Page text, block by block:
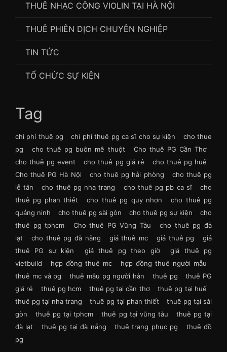
THUÊ NHẠC CÔNG VIOLIN TẠI HÀ NỘI
THUÊ PHIÊN DỊCH CHUYÊN NGHIỆP
TIN TỨC
TỔ CHỨC SỰ KIỆN
Tag
chi phí thuê pg chi phí thuê pg ca sĩ cho sự kiện
cho thue
pg
cho thuê pg buôn mê thuột
Cho thuê PG Cần Thơ
cho thuê pg event
cho thuê pg giá rẻ
cho thuê pg huế
Cho thuê PG Hà Nội
cho thuê pg hải phòng
cho thuê pg
lễ tân
cho thuê pg nha trang cho thuê pg pb ca sĩ
cho
thuê pg phan thiết
cho thuê pg quy nhơn
cho thuê pg
quảng ninh
cho thuê pg sài gòn cho thuê pg sự kiện
cho
thuê pg tphcm
Cho thuê PG Vũng Tàu
cho thuê pg đà
lạt
cho thuê pg đà nẵng giá thuê mc giá thuê pg
giá
thuê PG sự kiện
giá thuê pg theo giờ
giá thuê pg
vietbuild
hợp đồng thuê mc
hợp đồng thuê người mẫu
thuê mc và pg
thuê mẫu pg người hàn thuê pg
thuê PG
giá rẻ
thuê pg hcm thuê pg tại cần thơ
thuê pg tại huế
thuê pg tại nha trang
thuê pg tại phan thiết
thuê pg tại sài
gòn
thuê pg tại tphcm thuê pg tại vũng tàu
thuê pg tại
đà lạt
thuê pg tại đà nẵng thuê trang phục pg
thuê đồ
pg